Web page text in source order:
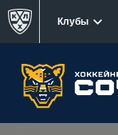
Клубы